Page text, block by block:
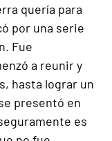
quería para
por una serie
Fue
a reunir y
hasta lograr un
presentó en
es